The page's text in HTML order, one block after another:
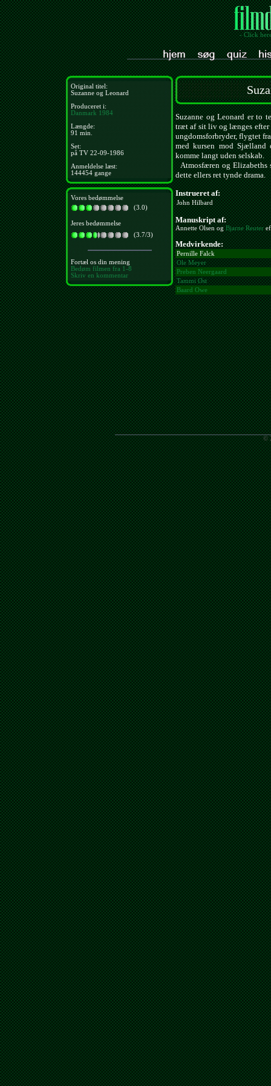
- Click
Original titel:
Suzanne og Leonard
Produceret i:
Danmark 1984
Længde:
91 min.
Set:
på TV 22-09-1986
Anmeldelse læst:
144454 gange
Vores bedømmelse
(3.0)
Jeres bedømmelse
(3.7/3)
Fortæl os din mening
Bedøm filmen fra 1-8
Skriv en kommentar
Suzanne og Leonard er to
træt af sit liv og længes efter
ungdomsforbryder, flygtet
med kursen mod
komme langt uden selskab.
Atmosfæren og Elizabeths
dette ellers ret tynde drama.
Instrueret af:
John Hilbard
Manuskript af:
Annette Olsen ogBjarne Reuter
Medvirkende:
Pernille Falck
Ole Meyer
Preben Neergaard
Tammi Øst
Baard Owe
©